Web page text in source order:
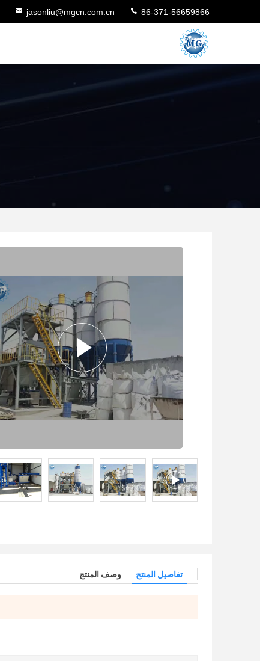
jasonliu@mgcn.com.cn 86-371-56659866
تفاصيل المنتج وصف المنتج